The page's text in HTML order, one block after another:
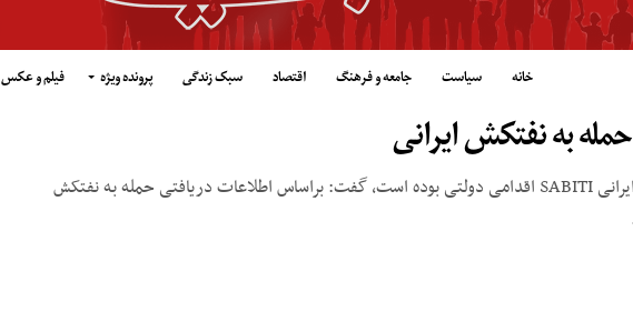
خانه سیاست جامعه و فرهنگ اقتصاد سبک زندگی پرونده ویژه فیلم و عکس
به نفتکش ایرانی
وزیر امور خارجه با بیان اینکه حمله به نفتکش ایرانی SABITI اقدامی دولتی بوده است، گفت: براساس اطلاعات دریافتی حمله به نفتکش